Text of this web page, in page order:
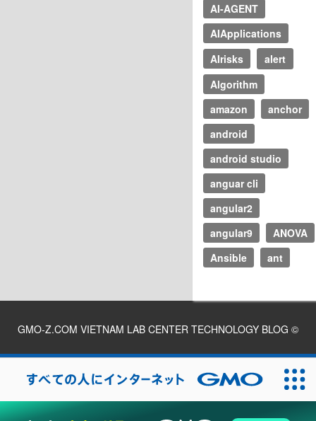
AI-AGENT
AIApplications
AIrisks
alert
Algorithm
amazon
anchor
android
android studio
anguar cli
angular2
angular9
ANOVA
Ansible
ant
GMO-Z.COM VIETNAM LAB CENTER TECHNOLOGY BLOG ©
2026